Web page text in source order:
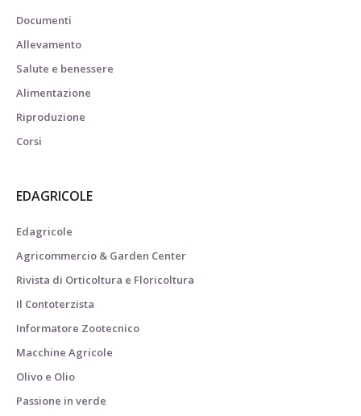
Documenti
Allevamento
Salute e benessere
Alimentazione
Riproduzione
Corsi
EDAGRICOLE
Edagricole
Agricommercio & Garden Center
Rivista di Orticoltura e Floricoltura
Il Contoterzista
Informatore Zootecnico
Macchine Agricole
Olivo e Olio
Passione in verde